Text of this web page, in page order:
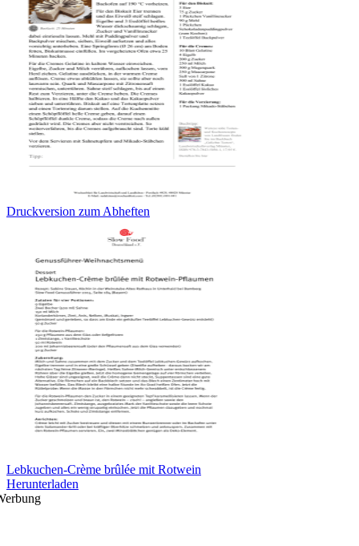
Druckversion zum Abheften
Lebkuchen-Crème brûlée mit Rotwein
Herunterladen